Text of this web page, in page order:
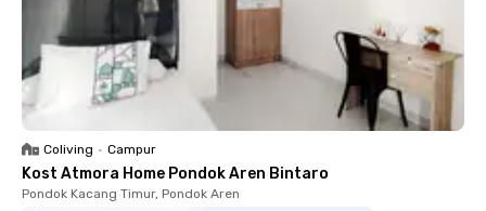
Coliving • Campur
Kost Atmora Home Pondok Aren Bintaro
Pondok Kacang Timur, Pondok Aren